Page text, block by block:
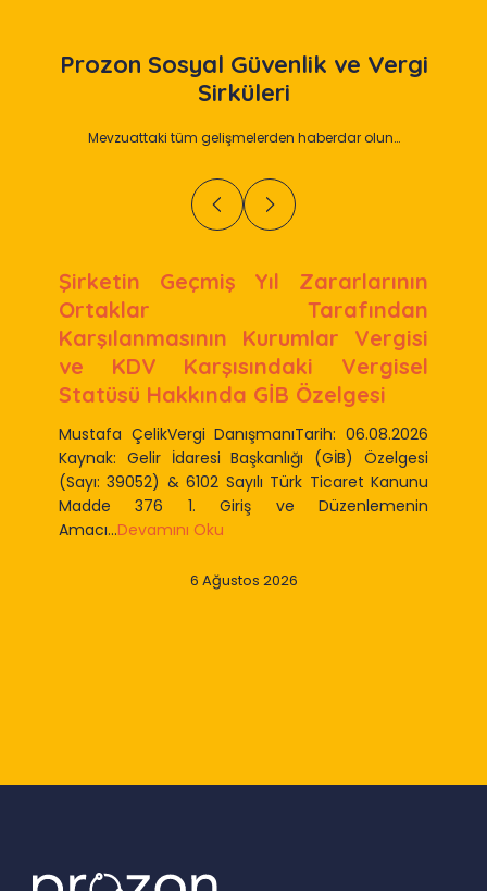
Prozon Sosyal Güvenlik ve Vergi
Sirküleri
Mevzuattaki tüm gelişmelerden haberdar olun…
Şirketin Geçmiş Yıl Zararlarının
Ortaklar Tarafından
Karşılanmasının Kurumlar Vergisi
ve KDV Karşısındaki Vergisel
Statüsü Hakkında GİB Özelgesi
Mustafa ÇelikVergi DanışmanıTarih: 06.08.2026
Kaynak: Gelir İdaresi Başkanlığı (GİB) Özelgesi
(Sayı: 39052) & 6102 Sayılı Türk Ticaret Kanunu
Madde 376 1. Giriş ve Düzenlemenin
Amacı...Devamını Oku
6 Ağustos 2026